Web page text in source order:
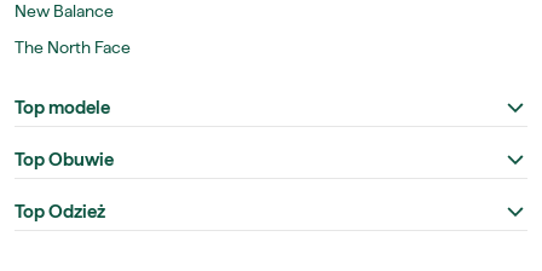
New Balance
The North Face
Top modele
Top Obuwie
Top Odzież